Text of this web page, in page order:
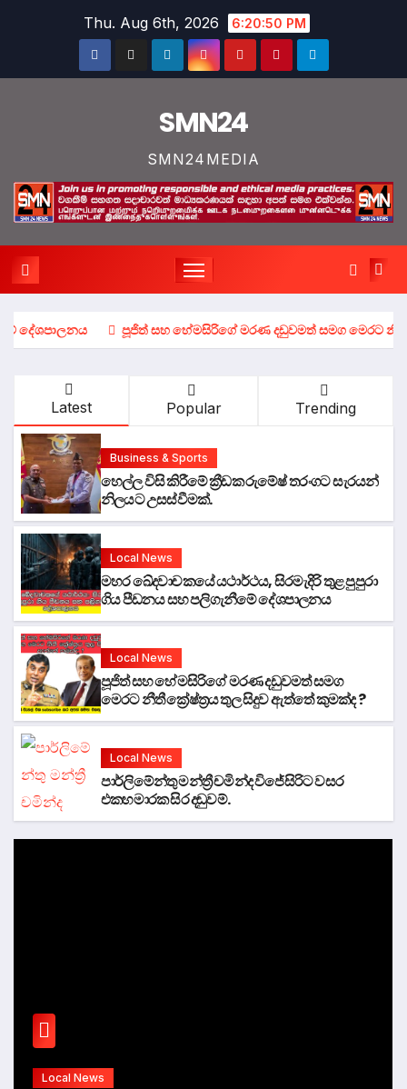
Thu. Aug 6th, 2026 6:20:51 PM
SMN24
SMN24MEDIA
පූජිත් සහ හේමසිරිගේ මරණ දඩුවමත් සමග මෙරට නීතී ක්‍රේෂ්ත්‍රය
Latest Popular Trending
Business & Sports
හෙල්ල විසි කිරීමේ ක්‍රීඩක රුමේෂ් තරංගට සැරයන්
නිලයට උසස්වීමක්.
Local News
මහර ඛේදවාචකයේ යථාර්ථය, සිරමැදිරි තුළ පුපුරා
ගිය පීඩනය සහ පලිගැනීමේ දේශපාලනය
Local News
පූජිත් සහ හේමසිරිගේ මරණ දඩුවමත් සමග
මෙරට නීතී ක්‍රේෂ්ත්‍රය තුල සිදුව ඇත්තේ කුමක්ද ?
Local News
පාර්ලිමේන්තු මන්ත්‍රී චමින්ද විජේසිරිට වසර
එකහමාරක සිර දඬුවම්.
Local News